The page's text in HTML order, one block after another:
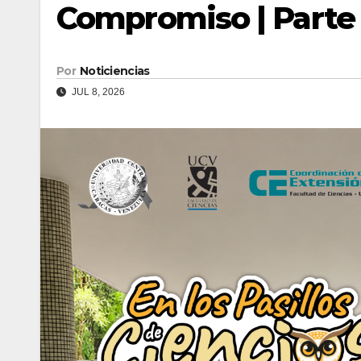
Compromiso | Parte
Por Noticiencias
JUL 8, 2026